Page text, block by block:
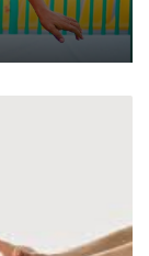
الربط
بين